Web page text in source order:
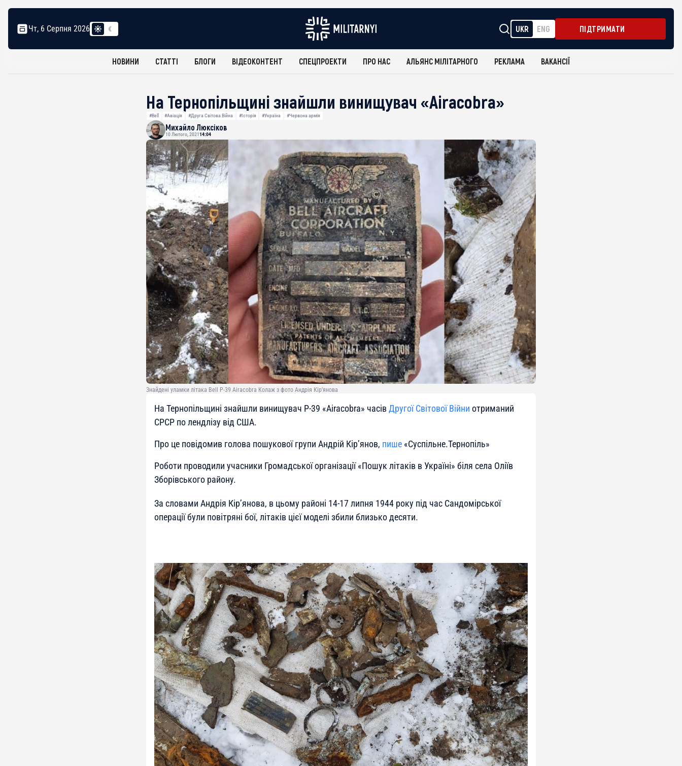
Чт, 6 Серпня 2026 UKR ENG ПІДТРИМАТИ
НОВИНИ СТАТТІ БЛОГИ ВІДЕОКОНТЕНТ СПЕЦПРОЕКТИ ПРО НАС АЛЬЯНС МІЛІТАРНОГО РЕКЛАМА ВАКАНСІЇ
На Тернопільщині знайшли винищувач «Airacobra»
#Bell #Авіація #Друга Світова Війна #Історія #Україна #Червона армія
Михайло Люксіков
10 Лютого, 202114:04
Знайдені уламки літака Bell P-39 Airacobra Колаж з фото Андрія Кір’янова
На Тернопільщині знайшли винищувач P-39 «Airacobra» часів Другої Світової Війни отриманий
СРСР по лендлізу від США.
Про це повідомив голова пошукової групи Андрій Кір’янов, пише «Суспільне.Тернопіль»
Роботи проводили учасники Громадської організації «Пошук літаків в Україні» біля села Оліїв
Зборівського району.
За словами Андрія Кір’янова, в цьому районі 14-17 липня 1944 року під час Сандомірської
операції були повітряні бої, літаків цієї моделі збили близько десяти.